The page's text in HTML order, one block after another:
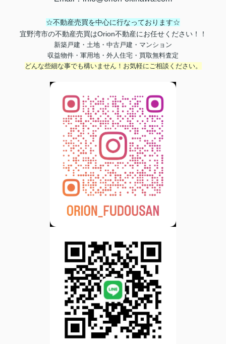
☆不動産売買を中心に行なっております☆
宜野湾市の不動産売買はOrion不動産にお任せください！！
新築戸建・土地・中古戸建・マンション
収益物件・軍用地・外人住宅・買取無料査定
どんな些細な事でも構いません！お気軽にご相談ください。